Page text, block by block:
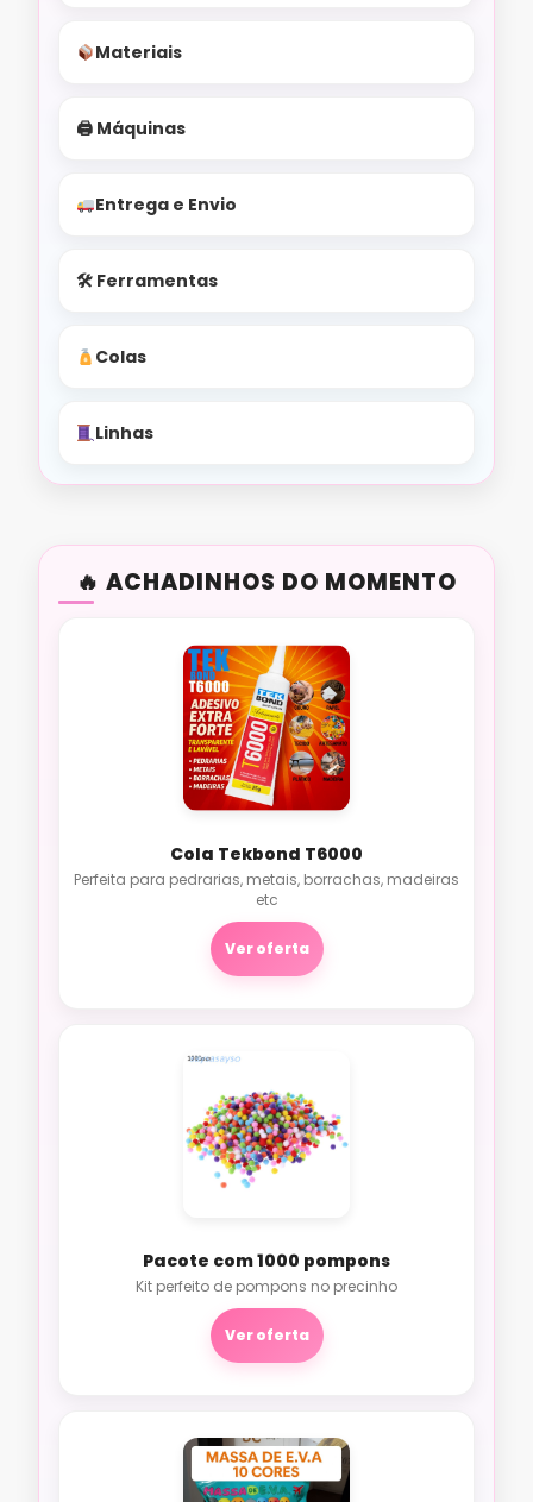
Materiais
🖨 Máquinas
Entrega e Envio
🛠 Ferramentas
Colas
Linhas
ACHADINHOS DO MOMENTO
Cola Tekbond T6000
Perfeita para pedrarias, metais, borrachas, madeiras
etc
Ver oferta
Pacote com 1000 pompons
Kit perfeito de pompons no precinho
Ver oferta